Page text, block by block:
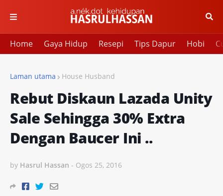
Home Gaya Hidup Resepi Tips Dapur Hobi
Laman utama House Husband
Rebut Diskaun Lazada Unity
Sale Sehingga 30% Extra
Dengan Baucer Ini ..
by Hasrul Hassan - Ogos 25, 2016